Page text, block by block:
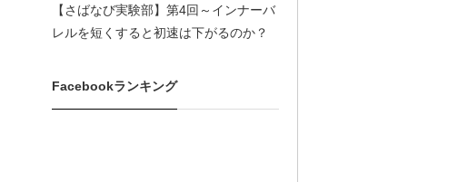
【さばなび実験部】第4回～インナーバ
レルを短くすると初速は下がるのか？
Facebookランキング